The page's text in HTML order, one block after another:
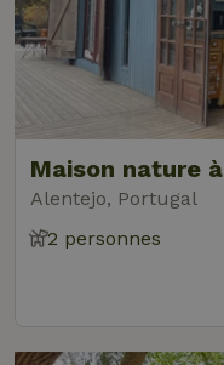
Maison nature
Alentejo, Portugal
2 personnes